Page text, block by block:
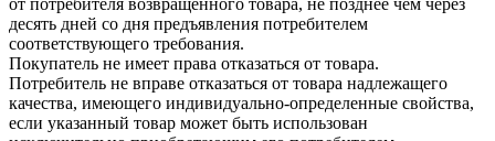
десять дней со дня предъявления потребителем
соответствующего требования.
Покупатель не имеет права отказаться от товара.
Потребитель не вправе отказаться от товара надлежащего
качества, имеющего индивидуально-определенные свойства,
если указанный товар может быть использован